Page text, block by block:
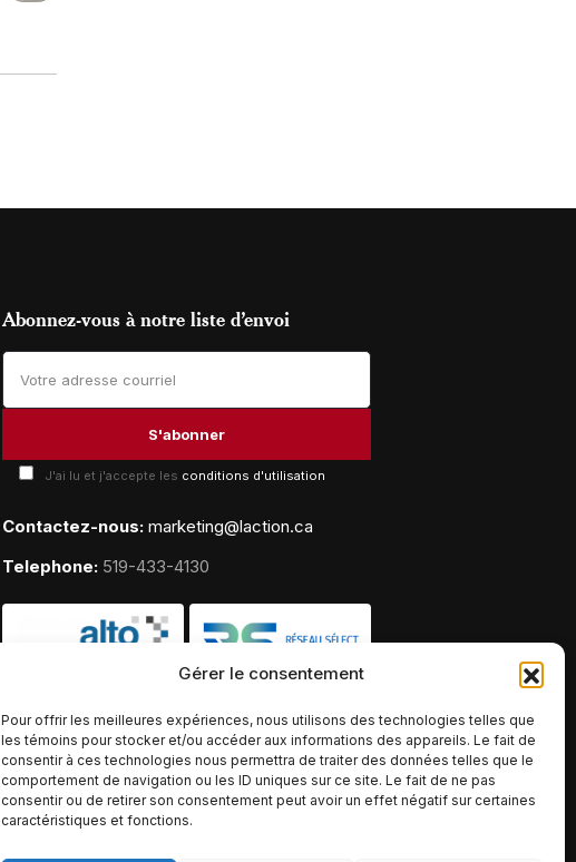
Gérer le consentement
Pour offrir les meilleures expériences, nous utilisons des technologies telles que
les témoins pour stocker et/ou accéder aux informations des appareils. Le fait de
consentir à ces technologies nous permettra de traiter des données telles que le
comportement de navigation ou les ID uniques sur ce site. Le fait de ne pas
consentir ou de retirer son consentement peut avoir un effet négatif sur certaines
caractéristiques et fonctions.
Abonnez-vous à notre liste d’envoi
J'ai lu et j'accepte les conditions d'utilisation
Contactez-nous: marketing@laction.ca
Telephone: 519-433-4130